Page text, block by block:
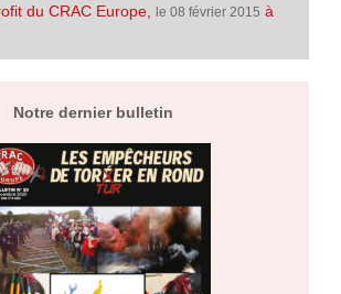
du CRAC Europe, le 08 février 2015 à
Notre dernier bulletin